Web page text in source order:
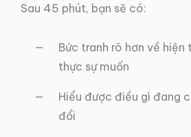
Sau 45 phút, bạn sẽ có:
Bức tranh rõ hơn về
thực sự muốn
Hiểu được điều gì đang
đổi